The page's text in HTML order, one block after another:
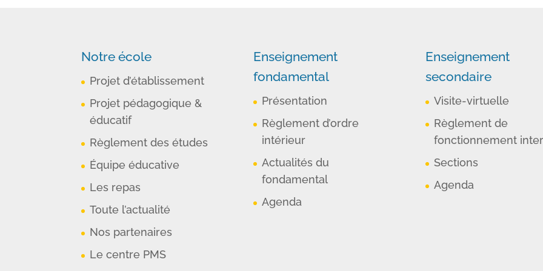
Notre école
Projet d’établissement
Projet pédagogique &
éducatif
Règlement des études
Équipe éducative
Les repas
Toute l’actualité
Nos partenaires
Le centre PMS
Enseignement
fondamental
Présentation
Règlement d’ordre
intérieur
Actualités du
fondamental
Agenda
Enseignement
secondaire
Visite-virtuelle
Règlement de
fonctionnement
Sections
Agenda